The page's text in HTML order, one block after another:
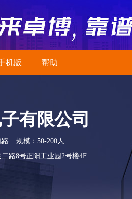
机版 帮助
有限公司
规模：50-200人
路8号正阳工业园2号楼4F